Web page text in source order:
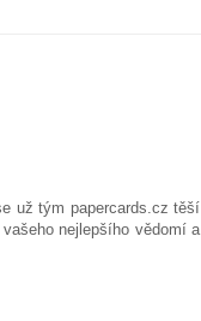
už tým papercards.cz těší
nejlepšího vědomí a